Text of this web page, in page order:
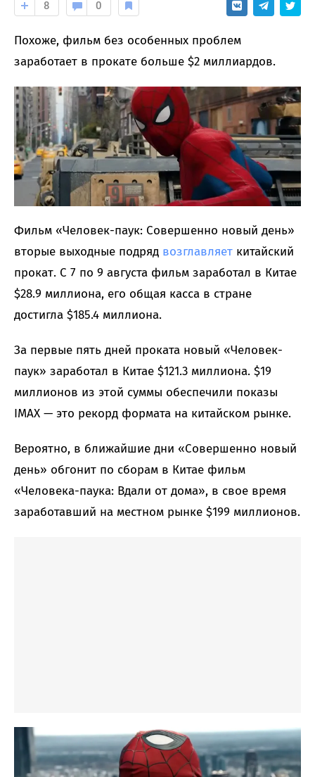
8 0
Похоже, фильм без особенных проблем
заработает в прокате больше $2 миллиардов.
Фильм «Человек-паук: Совершенно новый день»
вторые выходные подряд возглавляет китайский
прокат. С 7 по 9 августа фильм заработал в Китае
$28.9 миллиона, его общая касса в стране
достигла $185.4 миллиона.
За первые пять дней проката новый «Человек-
паук» заработал в Китае $121.3 миллиона. $19
миллионов из этой суммы обеспечили показы
IMAX — это рекорд формата на китайском рынке.
Вероятно, в ближайшие дни «Совершенно новый
день» обгонит по сборам в Китае фильм
«Человека-паука: Вдали от дома», в свое время
заработавший на местном рынке $199 миллионов.